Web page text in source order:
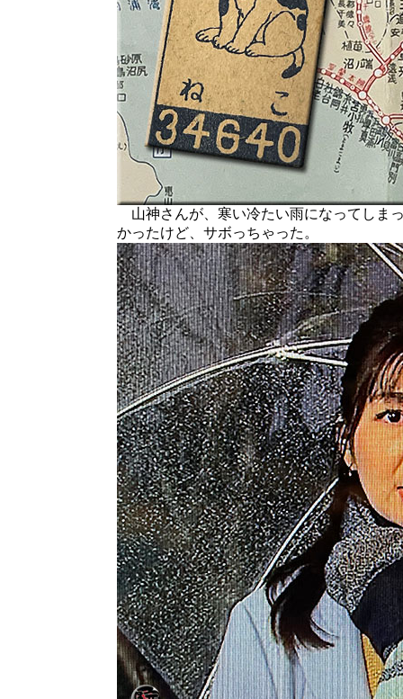
山神さんが、寒い冷たい雨になってしま
かったけど、サボっちゃった。